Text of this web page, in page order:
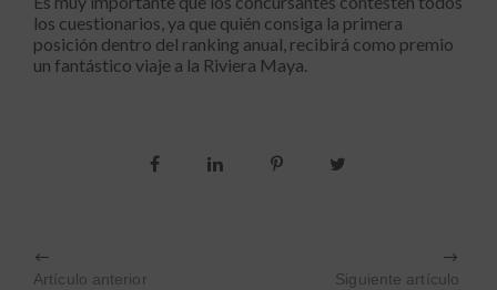
los cuestionarios, ya que quién consiga la primera
posición dentro del ranking anual, recibirá como premio
un fantástico viaje a la Riviera Maya.
Artículo anterior Siguiente artículo